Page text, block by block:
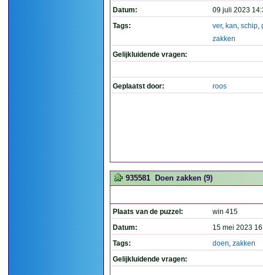
Datum:
09 juli 2023
Tags:
ver, kan, schip,
zakken
Gelijkluidende vragen:
Geplaatst door: roos
935581 Doen zakken (9)
Plaats van de puzzel:
win 415
Datum:
15 mei 2023
Tags:
doen, zakken
Gelijkluidende vragen: